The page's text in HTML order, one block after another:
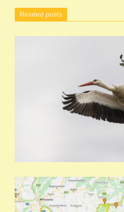
Related posts